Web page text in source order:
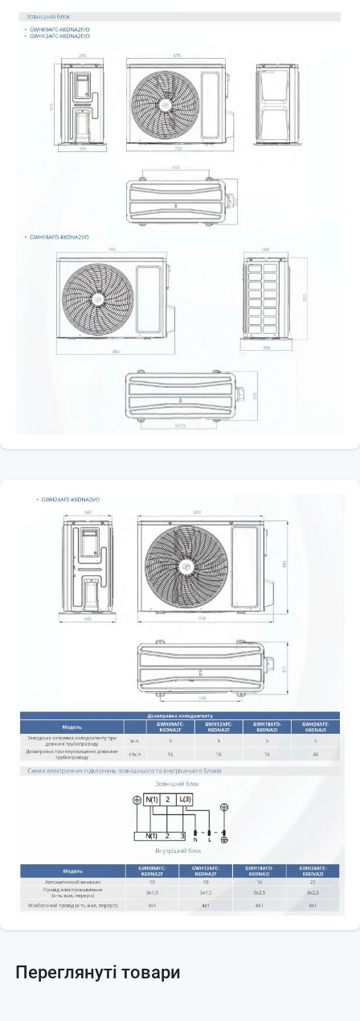
Робота кондиціонера допускається при низьких температурах
зовнішнього повітря.
При вмиканні/вимиканні кондиціонера подається звуковий
сигнал. Додаткова опція
Покриття теплообмінника Blue Fin
Спеціальне антикорозійне покриття теплообмінника для його
захисту від агресивного середовища.
Wi-Fi керування
Wi-Fi модуль для можливості керування кондиціонером через
Смартфон / Планшет (ОС: Android, iOS)
Переглянуті товари